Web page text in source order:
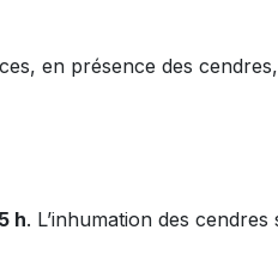
en présence des
h. L’inhumation des